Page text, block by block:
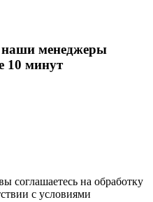
наши менеджеры
10 минут
соглашаетесь на обработку
с условиями